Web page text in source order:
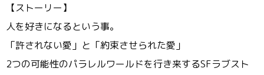
【ストーリー】
人を好きになるという事。
「許されない愛」と「約束させられた愛」
2つの可能性のパラレルワールドを行き来するSFラブスト